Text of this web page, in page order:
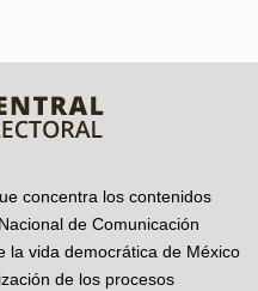
concentra los contenidos
de Comunicación
la vida democrática de México
de los procesos